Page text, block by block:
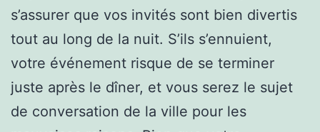
s’assurer que vos invités sont bien divertis
tout au long de la nuit. S’ils s’ennuient,
votre événement risque de se terminer
juste après le dîner, et vous serez le sujet
de conversation de la ville pour les